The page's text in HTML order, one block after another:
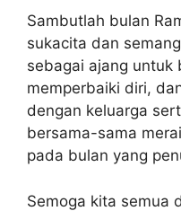
Sambutlah bulan
sukacita dan
sebagai ajang untuk
memperbaiki diri,
dengan keluarga
bersama-sama
pada bulan yang
Semoga kita semua